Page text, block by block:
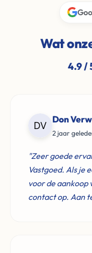
Wat
4.9 /
Don
2 jaar
"Zeer goede
Vastgoed. Als je
voor de aankoop
contact op. Aan